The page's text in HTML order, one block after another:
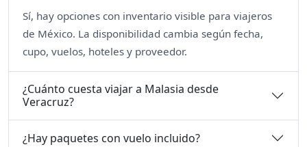
Sí, hay opciones con inventario visible para viajeros
de México. La disponibilidad cambia según fecha,
cupo, vuelos, hoteles y proveedor.
¿Cuánto cuesta viajar a Malasia desde
Veracruz?
¿Hay paquetes con vuelo incluido?